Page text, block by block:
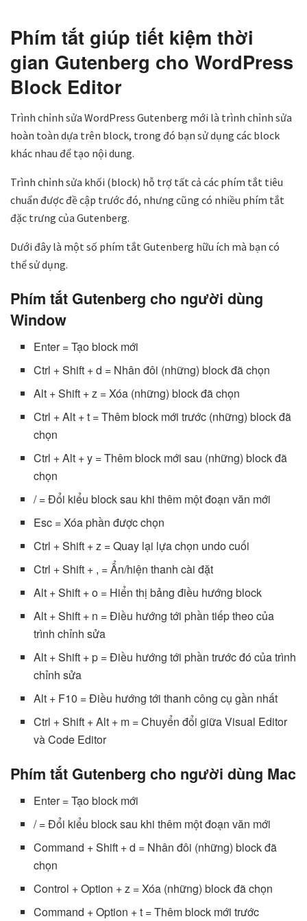
Phím tắt giúp tiết kiệm thời
gian Gutenberg cho WordPress
Block Editor
Trình chỉnh sửa WordPress Gutenberg mới là trình chỉnh sửa
hoàn toàn dựa trên block, trong đó bạn sử dụng các block
khác nhau để tạo nội dung.
Trình chỉnh sửa khối (block) hỗ trợ tất cả các phím tắt tiêu
chuẩn được đề cập trước đó, nhưng cũng có nhiều phím tắt
đặc trưng của Gutenberg.
Dưới đây là một số phím tắt Gutenberg hữu ích mà bạn có
thể sử dụng.
Phím tắt Gutenberg cho người dùng
Window
Enter = Tạo block mới
Ctrl + Shift + d = Nhân đôi (những) block đã chọn
Alt + Shift + z = Xóa (những) block đã chọn
Ctrl + Alt + t = Thêm block mới trước (những) block đã
chọn
Ctrl + Alt + y = Thêm block mới sau (những) block đã
chọn
/ = Đổi kiểu block sau khi thêm một đoạn văn mới
Esc = Xóa phần được chọn
Ctrl + Shift + z = Quay lại lựa chọn undo cuối
Ctrl + Shift + , = Ẩn/hiện thanh cài đặt
Alt + Shift + o = Hiển thị bảng điều hướng block
Alt + Shift + n = Điều hướng tới phần tiếp theo của
trình chỉnh sửa
Alt + Shift + p = Điều hướng tới phần trước đó của trình
chỉnh sửa
Alt + F10 = Điều hướng tới thanh công cụ gần nhất
Ctrl + Shift + Alt + m = Chuyển đổi giữa Visual Editor
và Code Editor
Phím tắt Gutenberg cho người dùng Mac
Enter = Tạo block mới
/ = Đổi kiểu block sau khi thêm một đoạn văn mới
Command + Shift + d = Nhân đôi (những) block đã
chọn
Control + Option + z = Xóa (những) block đã chọn
Command + Option + t = Thêm block mới trước